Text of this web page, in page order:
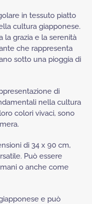
in tessuto piatto
cultura giapponese.
la grazia e la serenità
che rappresenta
sotto una pioggia di
di
nella cultura
colori vivaci, sono
di 34 x 90 cm,
Può essere
o anche come
e può